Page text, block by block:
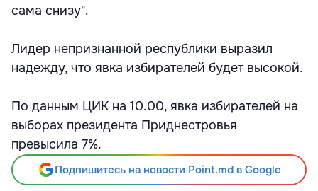
сама снизу".
Лидер непризнанной республики выразил
надежду, что явка избирателей будет высокой.
По данным ЦИК на 10.00, явка избирателей на
выборах президента Приднестровья
превысила 7%.
Подпишитесь на новости Point.md в Google